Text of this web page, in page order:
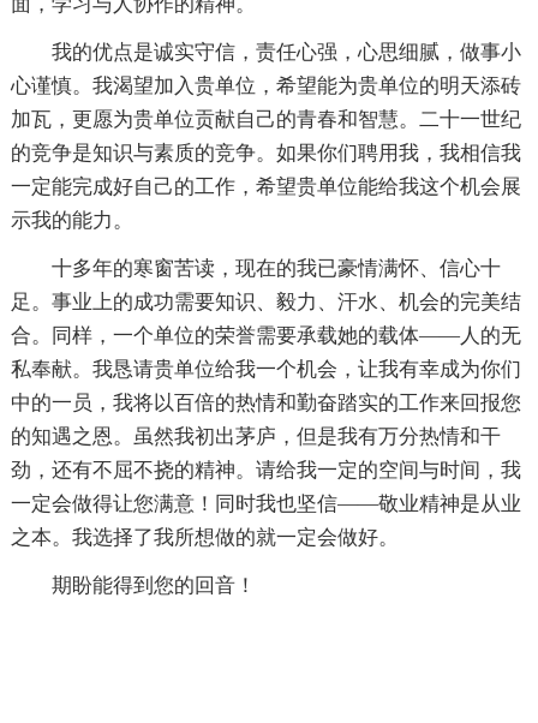
我的优点是诚实守信，责任心强，心思细腻，做事小
心谨慎。我渴望加入贵单位，希望能为贵单位的明天添砖
加瓦，更愿为贵单位贡献自己的青春和智慧。二十一世纪
的竞争是知识与素质的竞争。如果你们聘用我，我相信我
一定能完成好自己的工作，希望贵单位能给我这个机会展
示我的能力。
十多年的寒窗苦读，现在的我已豪情满怀、信心十
足。事业上的成功需要知识、毅力、汗水、机会的完美结
合。同样，一个单位的荣誉需要承载她的载体——人的无
私奉献。我恳请贵单位给我一个机会，让我有幸成为你们
中的一员，我将以百倍的热情和勤奋踏实的工作来回报您
的知遇之恩。虽然我初出茅庐，但是我有万分热情和干
劲，还有不屈不挠的精神。请给我一定的空间与时间，我
一定会做得让您满意！同时我也坚信——敬业精神是从业
之本。我选择了我所想做的就一定会做好。
期盼能得到您的回音！